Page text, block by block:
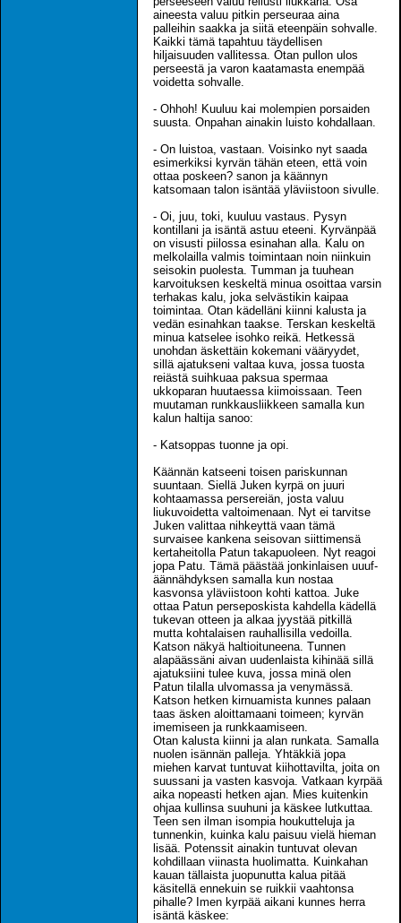
aineesta valuu pitkin perseuraa aina
palleihin saakka ja siitä eteenpäin sohvalle.
Kaikki tämä tapahtuu täydellisen
hiljaisuuden vallitessa. Otan pullon ulos
perseestä ja varon kaatamasta enempää
voidetta sohvalle.
- Ohhoh! Kuuluu kai molempien porsaiden
suusta. Onpahan ainakin luisto kohdallaan.
- On luistoa, vastaan. Voisinko nyt saada
esimerkiksi kyrvän tähän eteen, että voin
ottaa poskeen? sanon ja käännyn
katsomaan talon isäntää yläviistoon sivulle.
- Oi, juu, toki, kuuluu vastaus. Pysyn
kontillani ja isäntä astuu eteeni. Kyrvänpää
on visusti piilossa esinahan alla. Kalu on
melkolailla valmis toimintaan noin niinkuin
seisokin puolesta. Tumman ja tuuhean
karvoituksen keskeltä minua osoittaa varsin
terhakas kalu, joka selvästikin kaipaa
toimintaa. Otan kädelläni kiinni kalusta ja
vedän esinahkan taakse. Terskan keskeltä
minua katselee isohko reikä. Hetkessä
unohdan äskettäin kokemani vääryydet,
sillä ajatukseni valtaa kuva, jossa tuosta
reiästä suihkuaa paksua spermaa
ukkoparan huutaessa kiimoissaan. Teen
muutaman runkkausliikkeen samalla kun
kalun haltija sanoo:
- Katsoppas tuonne ja opi.
Käännän katseeni toisen pariskunnan
suuntaan. Siellä Juken kyrpä on juuri
kohtaamassa persereiän, josta valuu
liukuvoidetta valtoimenaan. Nyt ei tarvitse
Juken valittaa nihkeyttä vaan tämä
survaisee kankena seisovan siittimensä
kertaheitolla Patun takapuoleen. Nyt reagoi
jopa Patu. Tämä päästää jonkinlaisen uuuf-
äännähdyksen samalla kun nostaa
kasvonsa yläviistoon kohti kattoa. Juke
ottaa Patun perseposkista kahdella kädellä
tukevan otteen ja alkaa jyystää pitkillä
mutta kohtalaisen rauhallisilla vedoilla.
Katson näkyä haltioituneena. Tunnen
alapäässäni aivan uudenlaista kihinää sillä
ajatuksiini tulee kuva, jossa minä olen
Patun tilalla ulvomassa ja venymässä.
Katson hetken kirnuamista kunnes palaan
taas äsken aloittamaani toimeen; kyrvän
imemiseen ja runkkaamiseen.
Otan kalusta kiinni ja alan runkata. Samalla
nuolen isännän palleja. Yhtäkkiä jopa
miehen karvat tuntuvat kiihottavilta, joita on
suussani ja vasten kasvoja. Vatkaan kyrpää
aika nopeasti hetken ajan. Mies kuitenkin
ohjaa kullinsa suuhuni ja käskee lutkuttaa.
Teen sen ilman isompia houkutteluja ja
tunnenkin, kuinka kalu paisuu vielä hieman
lisää. Potenssit ainakin tuntuvat olevan
kohdillaan viinasta huolimatta. Kuinkahan
kauan tällaista juopunutta kalua pitää
käsitellä ennekuin se ruikkii vaahtonsa
pihalle? Imen kyrpää aikani kunnes herra
isäntä käskee: